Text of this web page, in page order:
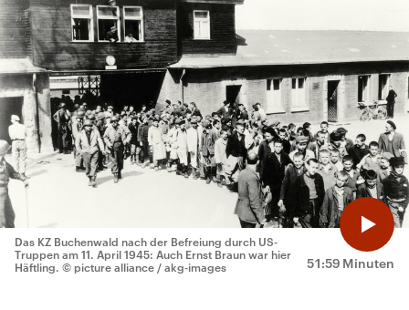
51:59 Minuten
Das KZ Buchenwald nach der Befreiung durch US-
Truppen am 11. April 1945: Auch Ernst Braun war hier
Häftling. © picture alliance / akg-images